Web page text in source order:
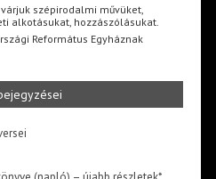
szépirodalmi művüket,
alkotásukat, hozzászólásukat.
Református Egyháznak